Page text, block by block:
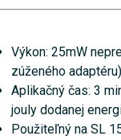
Výkon: 25mW
zúženého adaptéru)
Aplikačný čas: 3
jouly dodanej
Použiteľný na SL